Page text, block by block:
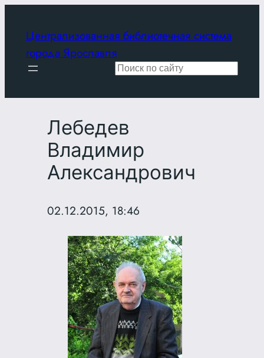
содержимому
Централизованная библиотечная система
города Ярославля
Поиск
Лебедев
Владимир
Александрович
02.12.2015, 18:46